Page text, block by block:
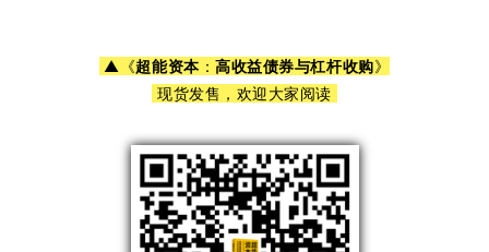
▲ 《超能资本：高收益债券与杠杆收购》
现货发售，欢迎大家阅读